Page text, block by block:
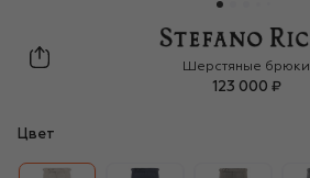
Stefano Ricci
Шерстяные брюки
123 000 ₽
Цвет